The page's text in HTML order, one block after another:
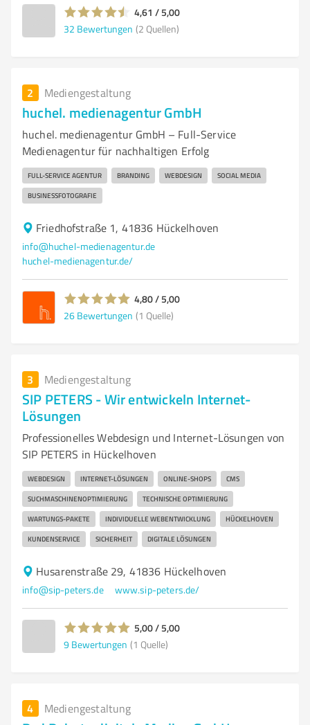
4,61 / 5,00
32 Bewertungen (2 Quellen)
2 Mediengestaltung
huchel. medienagentur GmbH
huchel. medienagentur GmbH – Full-Service
Medienagentur für nachhaltigen Erfolg
FULL-SERVICE AGENTUR BRANDING WEBDESIGN SOCIAL MEDIA
BUSINESSFOTOGRAFIE
Friedhofstraße 1, 41836 Hückelhoven
info@huchel-medienagentur.de
huchel-medienagentur.de/
4,80 / 5,00
26 Bewertungen (1 Quelle)
3 Mediengestaltung
SIP PETERS - Wir entwickeln Internet-
Lösungen
Professionelles Webdesign und Internet-Lösungen von
SIP PETERS in Hückelhoven
WEBDESIGN INTERNET-LÖSUNGEN ONLINE-SHOPS CMS
SUCHMASCHINENOPTIMIERUNG TECHNISCHE OPTIMIERUNG
WARTUNGS-PAKETE INDIVIDUELLE WEBENTWICKLUNG HÜCKELHOVEN
KUNDENSERVICE SICHERHEIT DIGITALE LÖSUNGEN
Husarenstraße 29, 41836 Hückelhoven
info@sip-peters.de www.sip-peters.de/
5,00 / 5,00
9 Bewertungen (1 Quelle)
4 Mediengestaltung